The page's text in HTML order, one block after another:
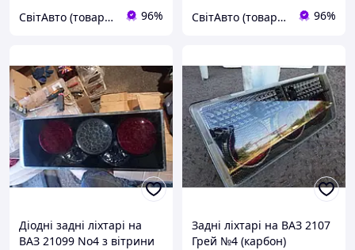
СвітАвто (товари для тюнінгу автомобілів ВАЗ) 96% СвітАвто (товари для тюнінгу автомобілів ВАЗ) 96%
Діодні задні ліхтарі на
ВАЗ 21099 No4 з вітрини
Задні ліхтарі на ВАЗ 2107
Грей №4 (карбон)